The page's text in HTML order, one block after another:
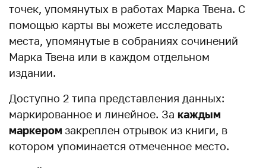
точек, упомянутых в работах Марка Твена. С
помощью карты вы можете исследовать
места, упомянутые в собраниях сочинений
Марка Твена или в каждом отдельном
издании.
Доступно 2 типа представления данных:
маркированное и линейное. За каждым
маркером закреплен отрывок из книги, в
котором упоминается отмеченное место.